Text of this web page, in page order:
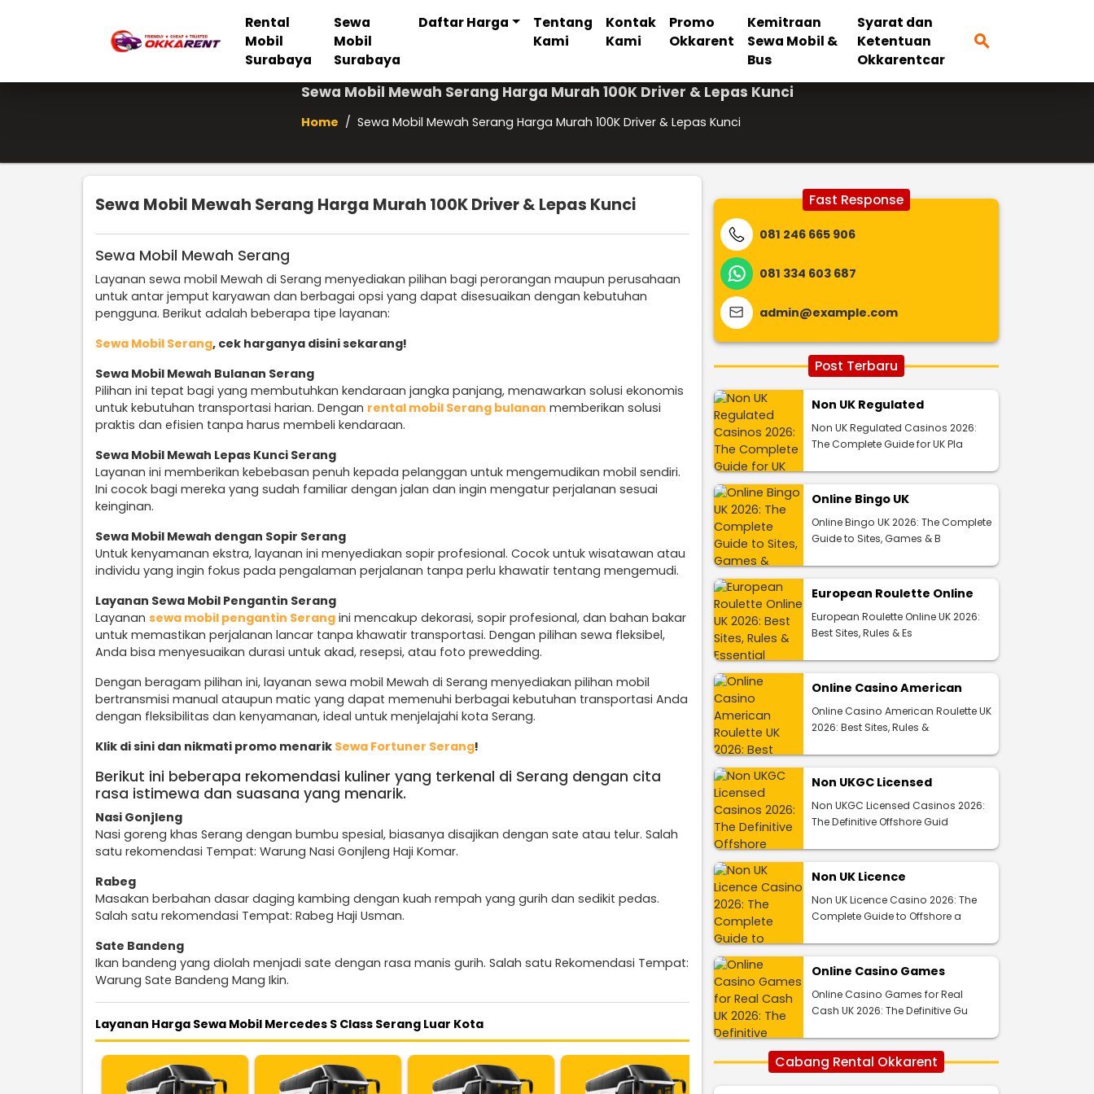
Rental
Mobil
Surabaya
Sewa
Mobil
Surabaya
Daftar Harga
Tentang
Kami
Kontak
Kami
Promo
Okkarent
Kemitraan
Sewa Mobil &
Bus
Syarat dan
Ketentuan
Okkarentcar
search
Sewa Mobil Mewah Serang Harga Murah 100K Driver & Lepas Kunci
Home / Sewa Mobil Mewah Serang Harga Murah 100K Driver & Lepas Kunci
Sewa Mobil Mewah Serang Harga Murah 100K Driver & Lepas Kunci
Sewa Mobil Mewah Serang
Layanan sewa mobil Mewah di Serang menyediakan pilihan bagi perorangan maupun perusahaan
untuk antar jemput karyawan dan berbagai opsi yang dapat disesuaikan dengan kebutuhan
pengguna. Berikut adalah beberapa tipe layanan:
Sewa Mobil Serang, cek harganya disini sekarang!
Sewa Mobil Mewah Bulanan Serang
Pilihan ini tepat bagi yang membutuhkan kendaraan jangka panjang, menawarkan solusi ekonomis
untuk kebutuhan transportasi harian. Dengan rental mobil Serang bulanan memberikan solusi
praktis dan efisien tanpa harus membeli kendaraan.
Sewa Mobil Mewah Lepas Kunci Serang
Layanan ini memberikan kebebasan penuh kepada pelanggan untuk mengemudikan mobil sendiri.
Ini cocok bagi mereka yang sudah familiar dengan jalan dan ingin mengatur perjalanan sesuai
keinginan.
Sewa Mobil Mewah dengan Sopir Serang
Untuk kenyamanan ekstra, layanan ini menyediakan sopir profesional. Cocok untuk wisatawan atau
individu yang ingin fokus pada pengalaman perjalanan tanpa perlu khawatir tentang mengemudi.
Layanan Sewa Mobil Pengantin Serang
Layanan sewa mobil pengantin Serang ini mencakup dekorasi, sopir profesional, dan bahan bakar
untuk memastikan perjalanan lancar tanpa khawatir transportasi. Dengan pilihan sewa fleksibel,
Anda bisa menyesuaikan durasi untuk akad, resepsi, atau foto prewedding.
Dengan beragam pilihan ini, layanan sewa mobil Mewah di Serang menyediakan pilihan mobil
bertransmisi manual ataupun matic yang dapat memenuhi berbagai kebutuhan transportasi Anda
dengan fleksibilitas dan kenyamanan, ideal untuk menjelajahi kota Serang.
Klik di sini dan nikmati promo menarik Sewa Fortuner Serang!
Berikut ini beberapa rekomendasi kuliner yang terkenal di Serang dengan cita
rasa istimewa dan suasana yang menarik.
Nasi Gonjleng
Nasi goreng khas Serang dengan bumbu spesial, biasanya disajikan dengan sate atau telur. Salah
satu rekomendasi Tempat: Warung Nasi Gonjleng Haji Komar.
Rabeg
Masakan berbahan dasar daging kambing dengan kuah rempah yang gurih dan sedikit pedas.
Salah satu rekomendasi Tempat: Rabeg Haji Usman.
Sate Bandeng
Ikan bandeng yang diolah menjadi sate dengan rasa manis gurih. Salah satu Rekomendasi Tempat:
Warung Sate Bandeng Mang Ikin.
Layanan Harga Sewa Mobil Mercedes S Class Serang Luar Kota
Fast Response
081 246 665 906
081 334 603 687
admin@example.com
Post Terbaru
Non UK Regulated
Non UK Regulated Casinos 2026:
The Complete Guide for UK Pla
Online Bingo UK
Online Bingo UK 2026: The Complete
Guide to Sites, Games & B
European Roulette Online
European Roulette Online UK 2026:
Best Sites, Rules & Es
Online Casino American
Online Casino American Roulette UK
2026: Best Sites, Rules &
Non UKGC Licensed
Non UKGC Licensed Casinos 2026:
The Definitive Offshore Guid
Non UK Licence
Non UK Licence Casino 2026: The
Complete Guide to Offshore a
Online Casino Games
Online Casino Games for Real
Cash UK 2026: The Definitive Gu
Cabang Rental Okkarent